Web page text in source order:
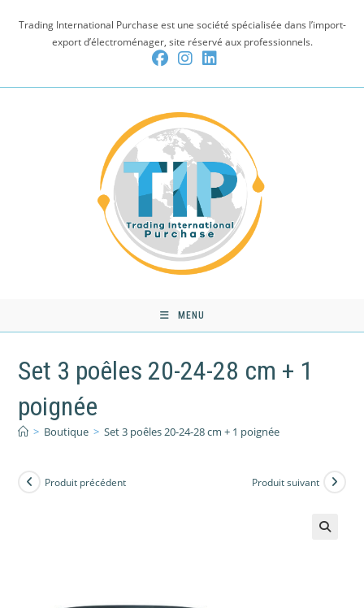
Trading International Purchase est une société spécialisée dans l’import-
export d’électroménager, site réservé aux professionnels.
MENU
Set 3 poêles 20-24-28 cm + 1
poignée
> Boutique > Set 3 poêles 20-24-28 cm + 1 poignée
Produit précédent Produit suivant